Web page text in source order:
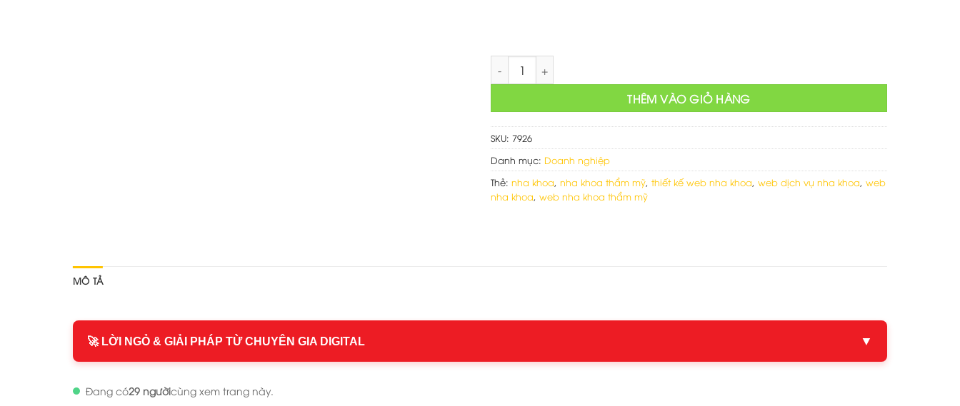
THÊM VÀO GIỎ HÀNG
SKU: 7926
Danh mục: Doanh nghiệp
Thẻ: nha khoa, nha khoa thẩm mỹ, thiết kế web nha khoa, web dịch vụ nha khoa, web
nha khoa, web nha khoa thẩm mỹ
MÔ TẢ
🚀 LỜI NGỎ & GIẢI PHÁP TỪ CHUYÊN GIA DIGITAL ▼
Đang có29 ngườicùng xem trang này.